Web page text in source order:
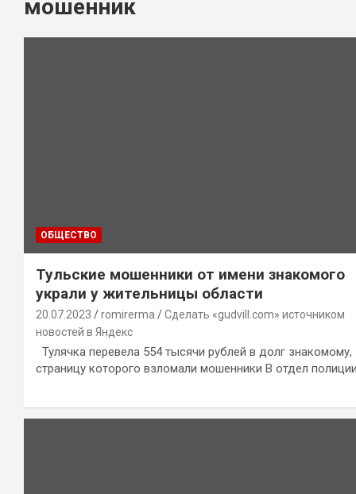
мошенник
ОБЩЕСТВО
Тульские мошенники от имени знакомого
украли у жительницы области
20.07.2023 romirerma
Сделать «gudvill.com» источником
новостей в Яндекс
Тулячка перевела 554 тысячи рублей в долг знакомому,
страницу которого взломали мошенники В отдел